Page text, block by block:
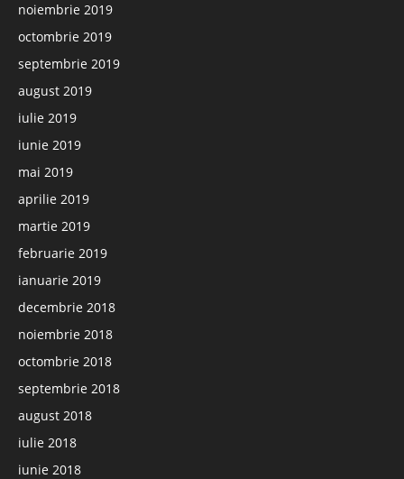
noiembrie 2019
octombrie 2019
septembrie 2019
august 2019
iulie 2019
iunie 2019
mai 2019
aprilie 2019
martie 2019
februarie 2019
ianuarie 2019
decembrie 2018
noiembrie 2018
octombrie 2018
septembrie 2018
august 2018
iulie 2018
iunie 2018